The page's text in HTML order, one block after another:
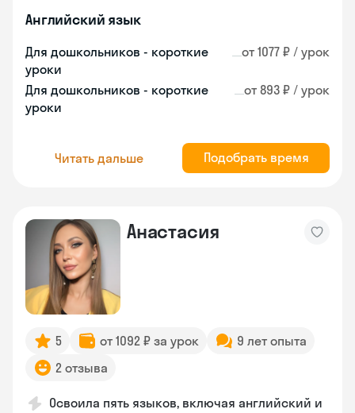
Английский язык
Для дошкольников - короткие
уроки
от 1077 ₽ / урок
Для дошкольников - короткие
уроки
от 893 ₽ / урок
Читать дальше Подобрать время
Анастасия
5 от 1092 ₽ за урок
9 лет опыта
2 отзыва
Освоила пять языков, включая английский и